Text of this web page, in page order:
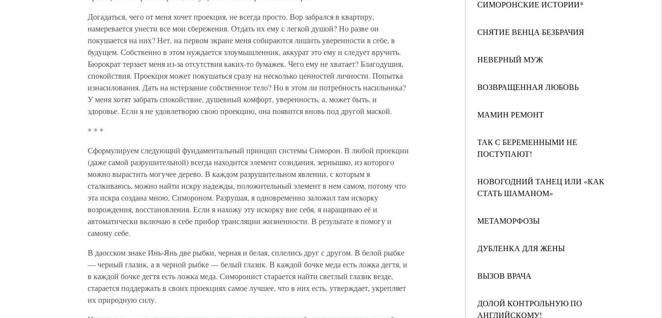
СИМОРОНСКИЕ ИСТОРИИ*
СНЯТИЕ ВЕНЦА БЕЗБРАЧИЯ
НЕВЕРНЫЙ МУЖ
ВОЗВРАЩЕННАЯ ЛЮБОВЬ
МАМИН РЕМОНТ
ТАК С БЕРЕМЕННЫМИ НЕ
ПОСТУПАЮТ!
НОВОГОДНИЙ ТАНЕЦ ИЛИ «КАК
СТАТЬ ШАМАНОМ»
МЕТАМОРФОЗЫ
ДУБЛЕНКА ДЛЯ ЖЕНЫ
ВЫЗОВ ВРАЧА
ДОЛОЙ КОНТРОЛЬНУЮ ПО
АНГЛИЙСКОМУ!
Догадаться, чего от меня хочет проекция, не всегда просто. Вор забрался в квартиру,
намеревается унести все мои сбережения. Отдать их ему с легкой душой? Но разве он
покушается на них? Нет, на первом экране меня собираются лишить уверенности в себе, в
будущем. Собственно в этом нуждается злоумышленник, аккурат это ему и следует вручить.
Бюрократ терзает меня из-за отсутствия каких-то бумажек. Чего ему не хватает? Благодушия,
спокойствия. Проекция может покушаться сразу на несколько ценностей личности. Попытка
изнасилования. Дать на истерзание собственное тело? Но в этом ли потребность насильника?
У меня хотят забрать спокойствие, душевный комфорт, уверенность, а, может быть, и
здоровье. Если я не удовлетворю свою проекцию, она появится вновь под другой маской.
* * *
Сформулируем следующий фундаментальный принцип системы Симорон. В любой проекции
(даже самой разрушительной) всегда находится элемент созидания, зернышко, из которого
можно вырастить могучее дерево. В каждом разрушительном явлении, с которым я
сталкиваюсь, можно найти искру надежды, положительный элемент в нем самом, потому что
эта искра создана мною, Симороном. Разрушая, я одновременно заложил там искорку
возрождения, восстановления. Если я нахожу эту искорку вне себя, я наращиваю её и
автоматически включаю в себе прибор трансляции жизненности. В результате я помогу и
самому себе.
В даосском знаке Инь-Янь две рыбки, черная и белая, сплелись друг с другом. В белой рыбке
— черный глазик, а в черной рыбке — белый глазик. В каждой бочке меда есть ложка дегтя, и
в каждой бочке дегтя есть ложка меда. Симоронист старается найти светлый глазик везде,
старается поддержать в своих проекциях самое лучшее, что в них есть, утверждает, укрепляет
их природную силу.